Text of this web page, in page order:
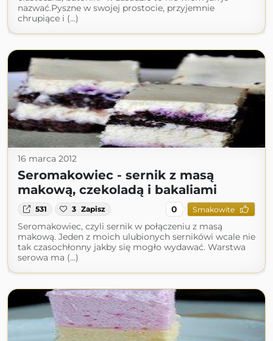
nazwać.Pyszne w swojej prostocie, przyjemnie
chrupiące i (...)
16 marca 2012
Seromakowiec - sernik z masą
makową, czekoladą i bakaliami
531 3 Zapisz 0 Smakowite
Seromakowiec, czyli sernik w połączeniu z masą
makową. Jeden z moich ulubionych sernikówi wcale nie
tak czasochłonny jakby się mogło wydawać. Warstwa
serowa ma (...)